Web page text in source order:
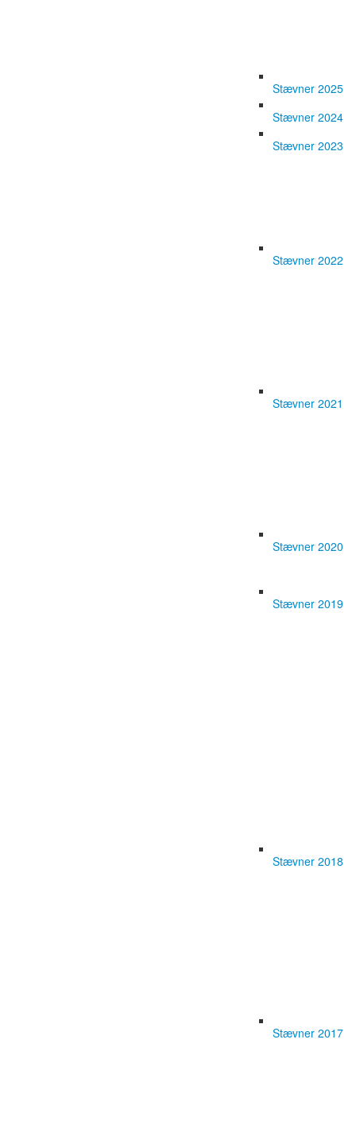
Stævner 2025
Stævner 2024
Stævner 2023
Stævner 2022
Stævner 2021
Stævner 2020
Stævner 2019
Stævner 2018
Stævner 2017